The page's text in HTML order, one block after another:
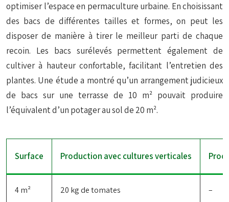
optimiser l’espace en permaculture urbaine. En choisissant
des bacs de différentes tailles et formes, on peut les
disposer de manière à tirer le meilleur parti de chaque
recoin. Les bacs surélevés permettent également de
cultiver à hauteur confortable, facilitant l’entretien des
plantes. Une étude a montré qu’un arrangement judicieux
de bacs sur une terrasse de 10 m² pouvait produire
l’équivalent d’un potager au sol de 20 m².
Surface Production avec cultures verticales
4 m² 20 kg de tomates –